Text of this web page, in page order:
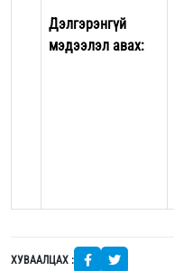
Дэлгэрэнгүй
мэдээлэл авах:
ХУВААЛЦАХ :